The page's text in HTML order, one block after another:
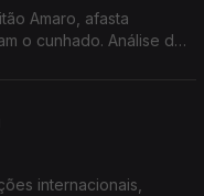
Amaro, afasta
o cunhado. Análise de
internacionais,